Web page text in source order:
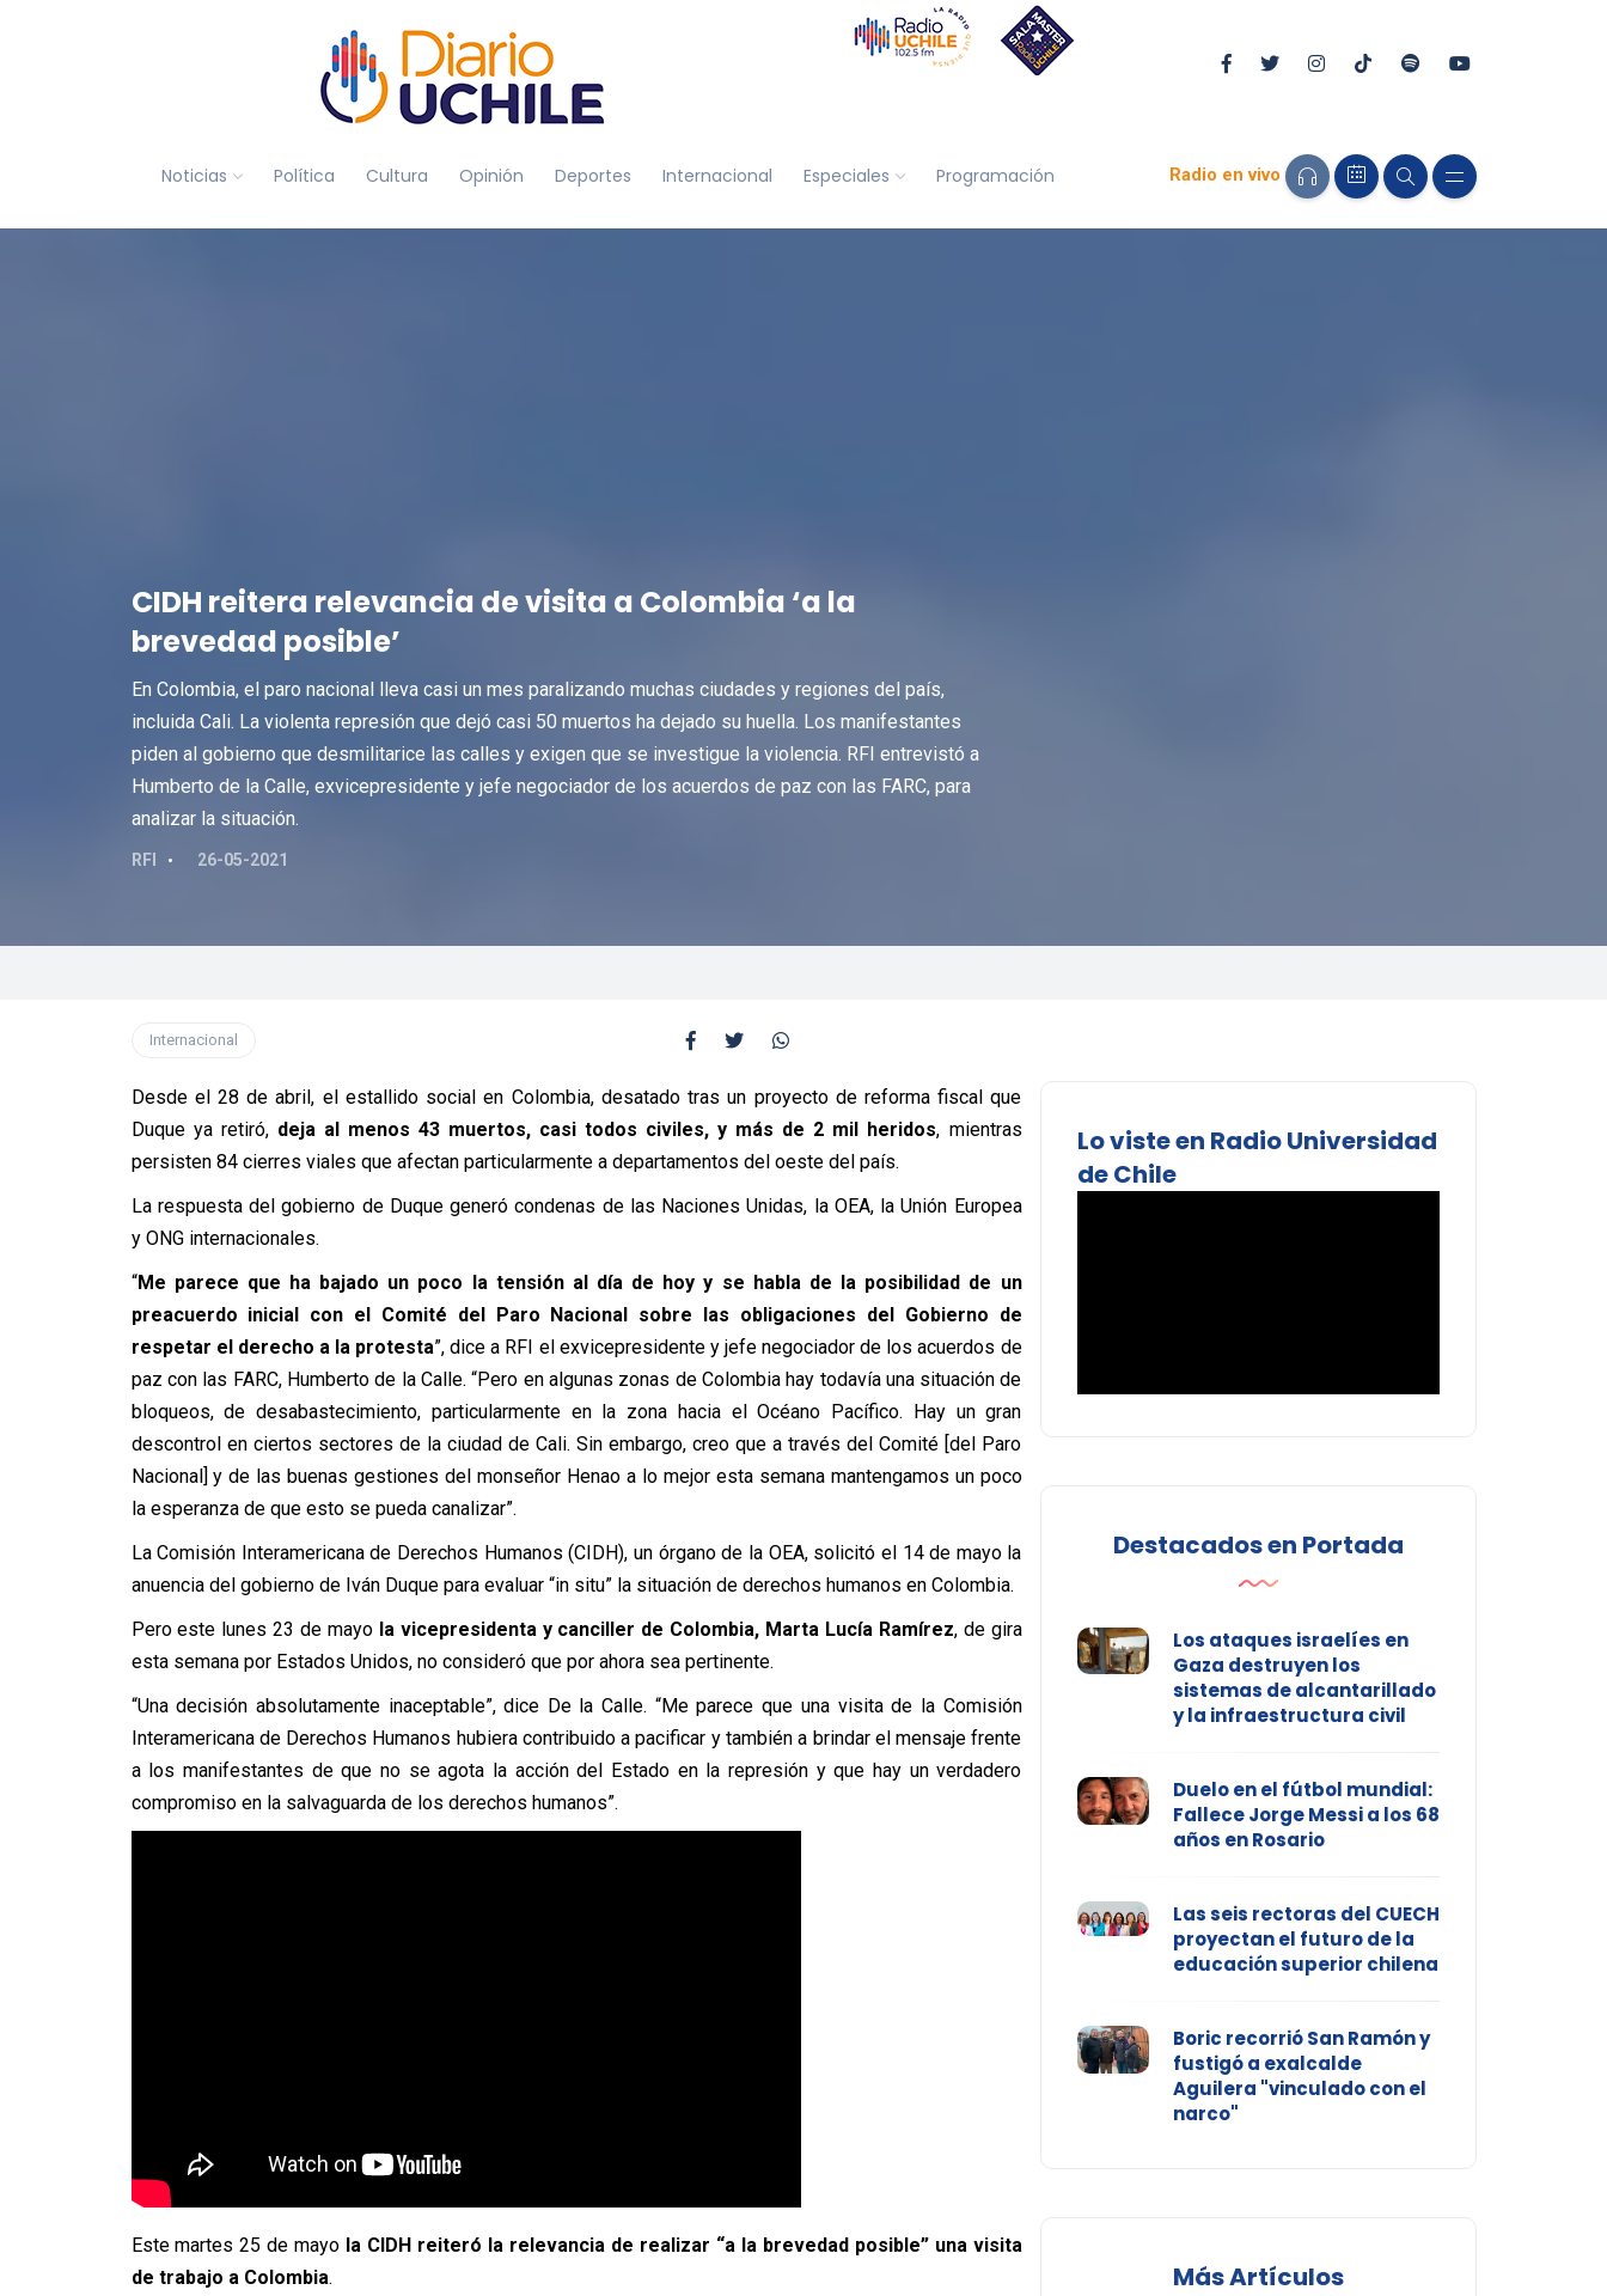
Noticias Política Cultura Opinión Deportes Internacional Especiales Programación Radio en vivo
CIDH reitera relevancia de visita a Colombia ‘a la
brevedad posible’
En Colombia, el paro nacional lleva casi un mes paralizando muchas ciudades y regiones del país,
incluida Cali. La violenta represión que dejó casi 50 muertos ha dejado su huella. Los manifestantes
piden al gobierno que desmilitarice las calles y exigen que se investigue la violencia. RFI entrevistó a
Humberto de la Calle, exvicepresidente y jefe negociador de los acuerdos de paz con las FARC, para
analizar la situación.
RFI 26-05-2021
Internacional
Desde el 28 de abril, el estallido social en Colombia, desatado tras un proyecto de reforma fiscal que
Duque ya retiró, deja al menos 43 muertos, casi todos civiles, y más de 2 mil heridos, mientras
persisten 84 cierres viales que afectan particularmente a departamentos del oeste del país.
La respuesta del gobierno de Duque generó condenas de las Naciones Unidas, la OEA, la Unión Europea
y ONG internacionales.
“Me parece que ha bajado un poco la tensión al día de hoy y se habla de la posibilidad de un
preacuerdo inicial con el Comité del Paro Nacional sobre las obligaciones del Gobierno de
respetar el derecho a la protesta”, dice a RFI el exvicepresidente y jefe negociador de los acuerdos de
paz con las FARC, Humberto de la Calle. “Pero en algunas zonas de Colombia hay todavía una situación de
bloqueos, de desabastecimiento, particularmente en la zona hacia el Océano Pacífico. Hay un gran
descontrol en ciertos sectores de la ciudad de Cali. Sin embargo, creo que a través del Comité [del Paro
Nacional] y de las buenas gestiones del monseñor Henao a lo mejor esta semana mantengamos un poco
la esperanza de que esto se pueda canalizar”.
La Comisión Interamericana de Derechos Humanos (CIDH), un órgano de la OEA, solicitó el 14 de mayo la
anuencia del gobierno de Iván Duque para evaluar “in situ” la situación de derechos humanos en Colombia.
Pero este lunes 23 de mayo la vicepresidenta y canciller de Colombia, Marta Lucía Ramírez, de gira
esta semana por Estados Unidos, no consideró que por ahora sea pertinente.
“Una decisión absolutamente inaceptable”, dice De la Calle. “Me parece que una visita de la Comisión
Interamericana de Derechos Humanos hubiera contribuido a pacificar y también a brindar el mensaje frente
a los manifestantes de que no se agota la acción del Estado en la represión y que hay un verdadero
compromiso en la salvaguarda de los derechos humanos”.
Este martes 25 de mayo la CIDH reiteró la relevancia de realizar “a la brevedad posible” una visita
de trabajo a Colombia.
Lo viste en Radio Universidad
de Chile
Destacados en Portada
Los ataques israelíes en
Gaza destruyen los
sistemas de alcantarillado
y la infraestructura civil
Duelo en el fútbol mundial:
Fallece Jorge Messi a los 68
años en Rosario
Las seis rectoras del CUECH
proyectan el futuro de la
educación superior chilena
Boric recorrió San Ramón y
fustigó a exalcalde
Aguilera "vinculado con el
narco"
Más Artículos